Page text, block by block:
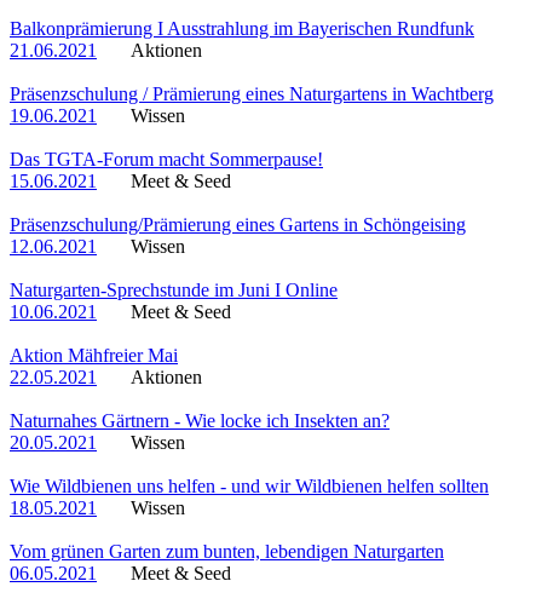
Balkonprämierung I Ausstrahlung im Bayerischen Rundfunk
21.06.2021
Aktionen
Präsenzschulung / Prämierung eines Naturgartens in Wachtberg
19.06.2021
Wissen
Das TGTA-Forum macht Sommerpause!
15.06.2021
Meet & Seed
Präsenzschulung/Prämierung eines Gartens in Schöngeising
12.06.2021
Wissen
Naturgarten-Sprechstunde im Juni I Online
10.06.2021
Meet & Seed
Aktion Mähfreier Mai
22.05.2021
Aktionen
Naturnahes Gärtnern - Wie locke ich Insekten an?
20.05.2021
Wissen
Wie Wildbienen uns helfen - und wir Wildbienen helfen sollten
18.05.2021
Wissen
Vom grünen Garten zum bunten, lebendigen Naturgarten
06.05.2021
Meet & Seed